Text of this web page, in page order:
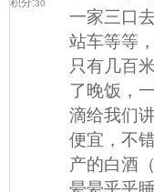
30
一家三口
站车等等
只有几百
了晚饭，
滴给我们
便宜，不
产的白酒